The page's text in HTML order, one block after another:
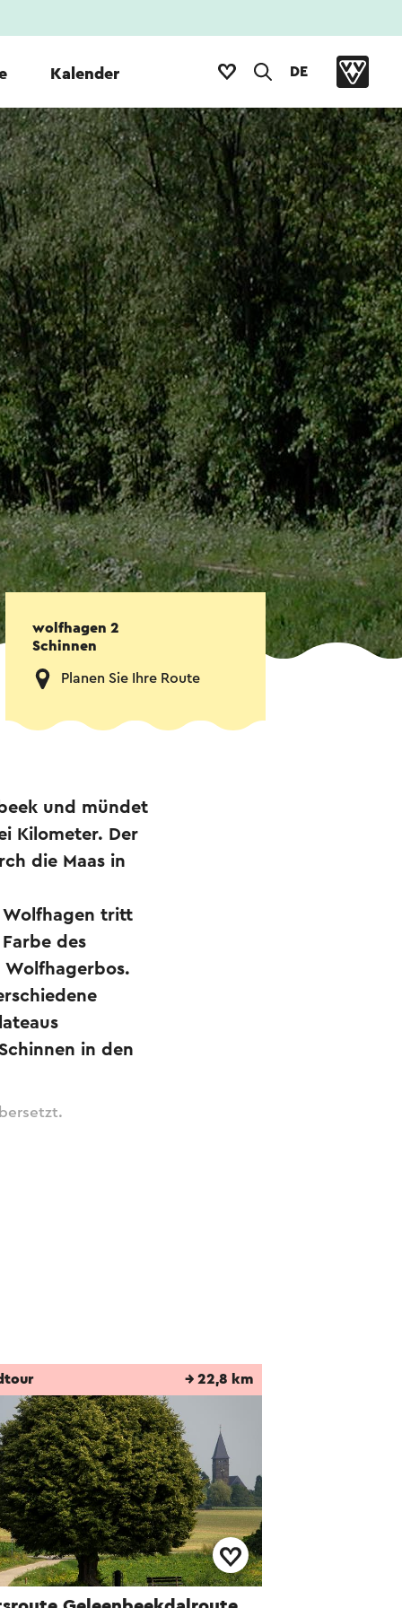
Kalender DE
wolfhagen 2
Schinnen
Planen Sie Ihre Route
und mündet
Kilometer. Der
die Maas in
Wolfhagen tritt
des
in den
→ 22,8 km